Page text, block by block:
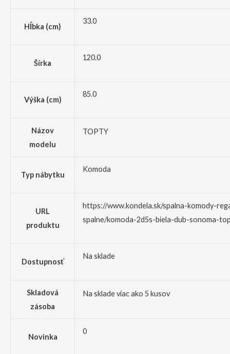
Hĺbka (cm)
33.0
Šírka
120.0
Výška (cm)
85.0
Názov
modelu
TOPTY
Typ nábytku
Komoda
URL
produktu
https://www.kondela.sk/spalna-komody-
spalne/komoda-2d5s-biela-dub-sonoma-
Dostupnosť
Na sklade
Skladová
zásoba
Na sklade viac ako 5 kusov
Novinka
0